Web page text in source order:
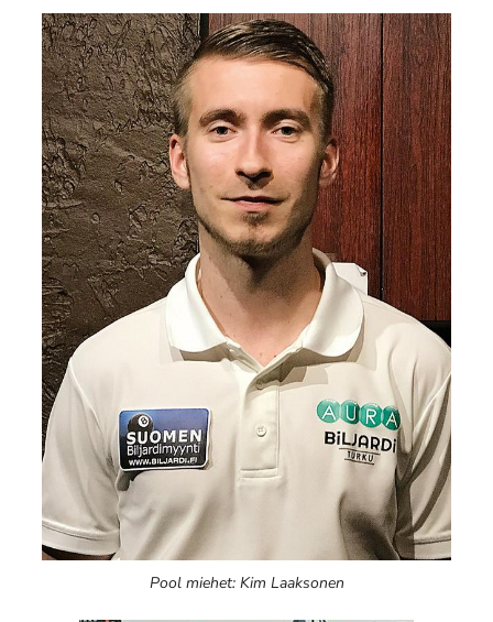
Pool miehet: Kim Laaksonen